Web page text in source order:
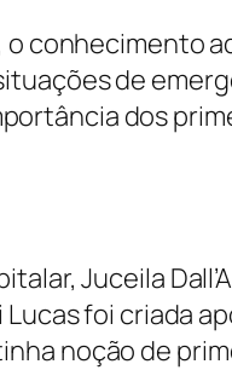
o conhecimento
de
dos
Juceila
Lucas foi criada
noção de